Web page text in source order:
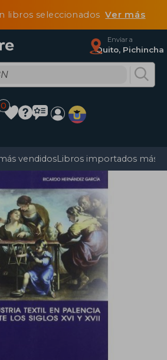
libros seleccionadosVer más
Enviar a
Quito, Pichincha
0
vendidosLibros importados más